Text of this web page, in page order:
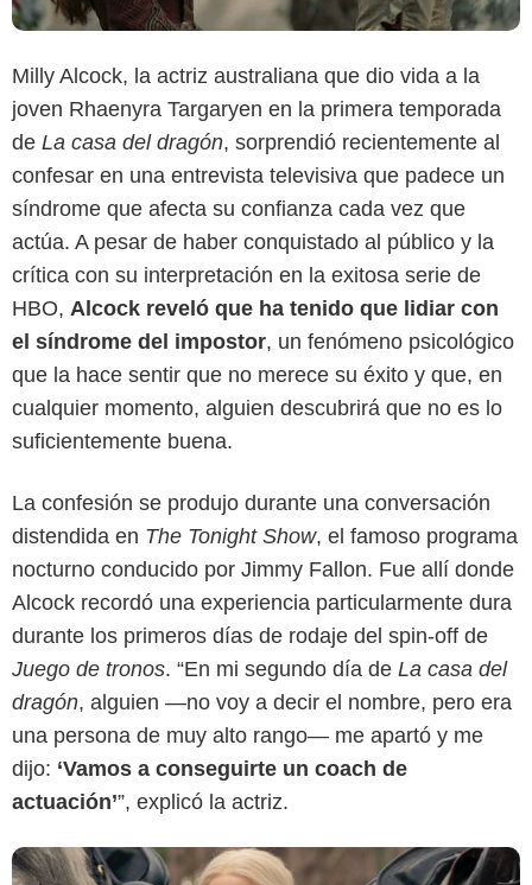
Milly Alcock, la actriz australiana que dio vida a la
joven Rhaenyra Targaryen en la primera temporada
de La casa del dragón, sorprendió recientemente al
confesar en una entrevista televisiva que padece un
síndrome que afecta su confianza cada vez que
actúa. A pesar de haber conquistado al público y la
crítica con su interpretación en la exitosa serie de
HBO, Alcock reveló que ha tenido que lidiar con
el síndrome del impostor, un fenómeno psicológico
que la hace sentir que no merece su éxito y que, en
cualquier momento, alguien descubrirá que no es lo
suficientemente buena.
La confesión se produjo durante una conversación
distendida en The Tonight Show, el famoso programa
nocturno conducido por Jimmy Fallon. Fue allí donde
Alcock recordó una experiencia particularmente dura
durante los primeros días de rodaje del spin-off de
Juego de tronos. “En mi segundo día de La casa del
dragón, alguien —no voy a decir el nombre, pero era
una persona de muy alto rango— me apartó y me
dijo: ‘Vamos a conseguirte un coach de
actuación’”, explicó la actriz.
Max